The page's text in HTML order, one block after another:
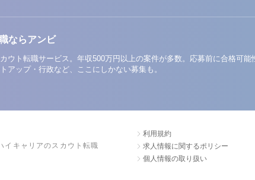
ならアンビ
ウト転職サービス。年収500万円以上の案件が多数。応募前に合格可
アップ・行政など、ここにしかない募集も。
イキャリアのスカウト転職
利用規約
求人情報に関するポリシー
個人情報の取り扱い